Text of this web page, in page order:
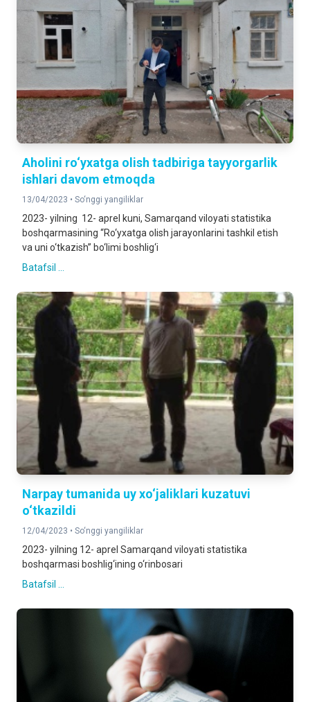
Aholini ro‘yxatga olish tadbiriga tayyorgarlik
ishlari davom etmoqda
13/04/2023 • So‘nggi yangiliklar
2023- yilning 12- aprel kuni, Samarqand viloyati statistika
boshqarmasining “Ro‘yxatga olish jarayonlarini tashkil etish
va uni o‘tkazish” bo‘limi boshlig‘i
Batafsil ...
Narpay tumanida uy xo‘jaliklari kuzatuvi
o‘tkazildi
12/04/2023 • So‘nggi yangiliklar
2023- yilning 12- aprel Samarqand viloyati statistika
boshqarmasi boshlig‘ining o‘rinbosari
Batafsil ...